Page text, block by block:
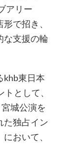
アリー
で招き、
な支援の輪
khb東日本
として、
城公演を
た独占イン
おいて、